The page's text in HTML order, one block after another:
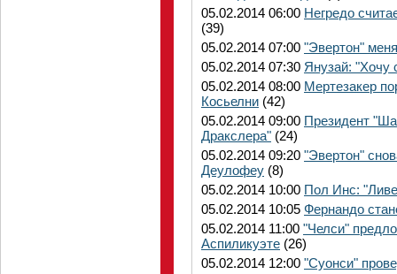
05.02.2014 06:00 Негредо
(39)
05.02.2014 07:00 "Эвертон"
05.02.2014 07:30 Янузай:
05.02.2014 08:00 Мертезакер
Косьелни (42)
05.02.2014 09:00 Президент
Дракслера" (24)
05.02.2014 09:20 "Эвертон"
Деулофеу (8)
05.02.2014 10:00 Пол Инс:
05.02.2014 10:05 Фернандо
05.02.2014 11:00 "Челси"
Аспиликуэте (26)
05.02.2014 12:00 "Суонси"